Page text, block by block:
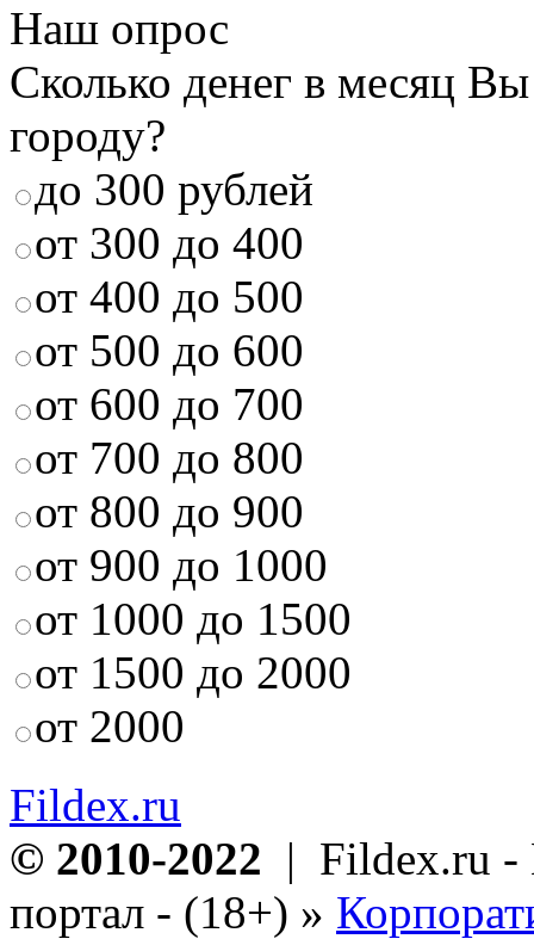
Наш опрос
Сколько денег в месяц
городу?
до 300 рублей
от 300 до 400
от 400 до 500
от 500 до 600
от 600 до 700
от 700 до 800
от 800 до 900
от 900 до 1000
от 1000 до 1500
от 1500 до 2000
от 2000
Fildex.ru
© 2010-2022 | Fildex.ru -
портал - (18+) »